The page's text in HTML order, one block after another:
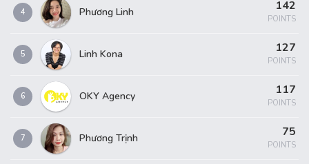
4 Phương Linh 142
POINTS
5 Linh Kona 127
POINTS
6 OKY Agency 117
POINTS
7 Phương Trịnh 75
POINTS